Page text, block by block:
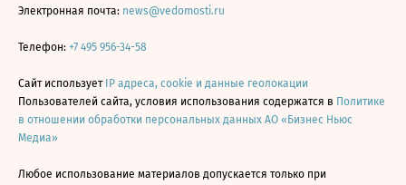
Электронная почта: news@vedomosti.ru
Телефон: +7 495 956-34-58
Сайт использует IP адреса, cookie и данные геолокации
Пользователей сайта, условия использования содержатся в Политике
в отношении обработки персональных данных АО «Бизнес Ньюс
Медиа»
Любое использование материалов допускается только при